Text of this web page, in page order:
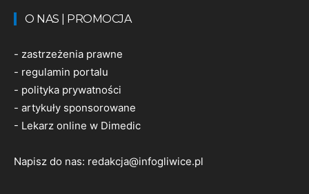
O NAS | PROMOCJA
- zastrzeżenia prawne
- regulamin portalu
- polityka prywatności
- artykuły sponsorowane
- Lekarz online w Dimedic
Napisz do nas: redakcja@infogliwice.pl